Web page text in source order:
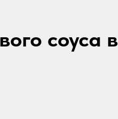
соуса в